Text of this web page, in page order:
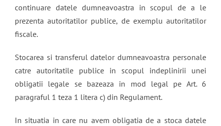
continuare datele dumneavoastra in scopul de a le
prezenta autoritatilor publice, de exemplu autoritatilor
fiscale.
Stocarea si transferul datelor dumneavoastra personale
catre autoritatile publice in scopul indeplinirii unei
obligatii legale se bazeaza in mod legal pe Art. 6
paragraful 1 teza 1 litera c) din Regulament.
In situatia in care nu avem obligatia de a stoca datele